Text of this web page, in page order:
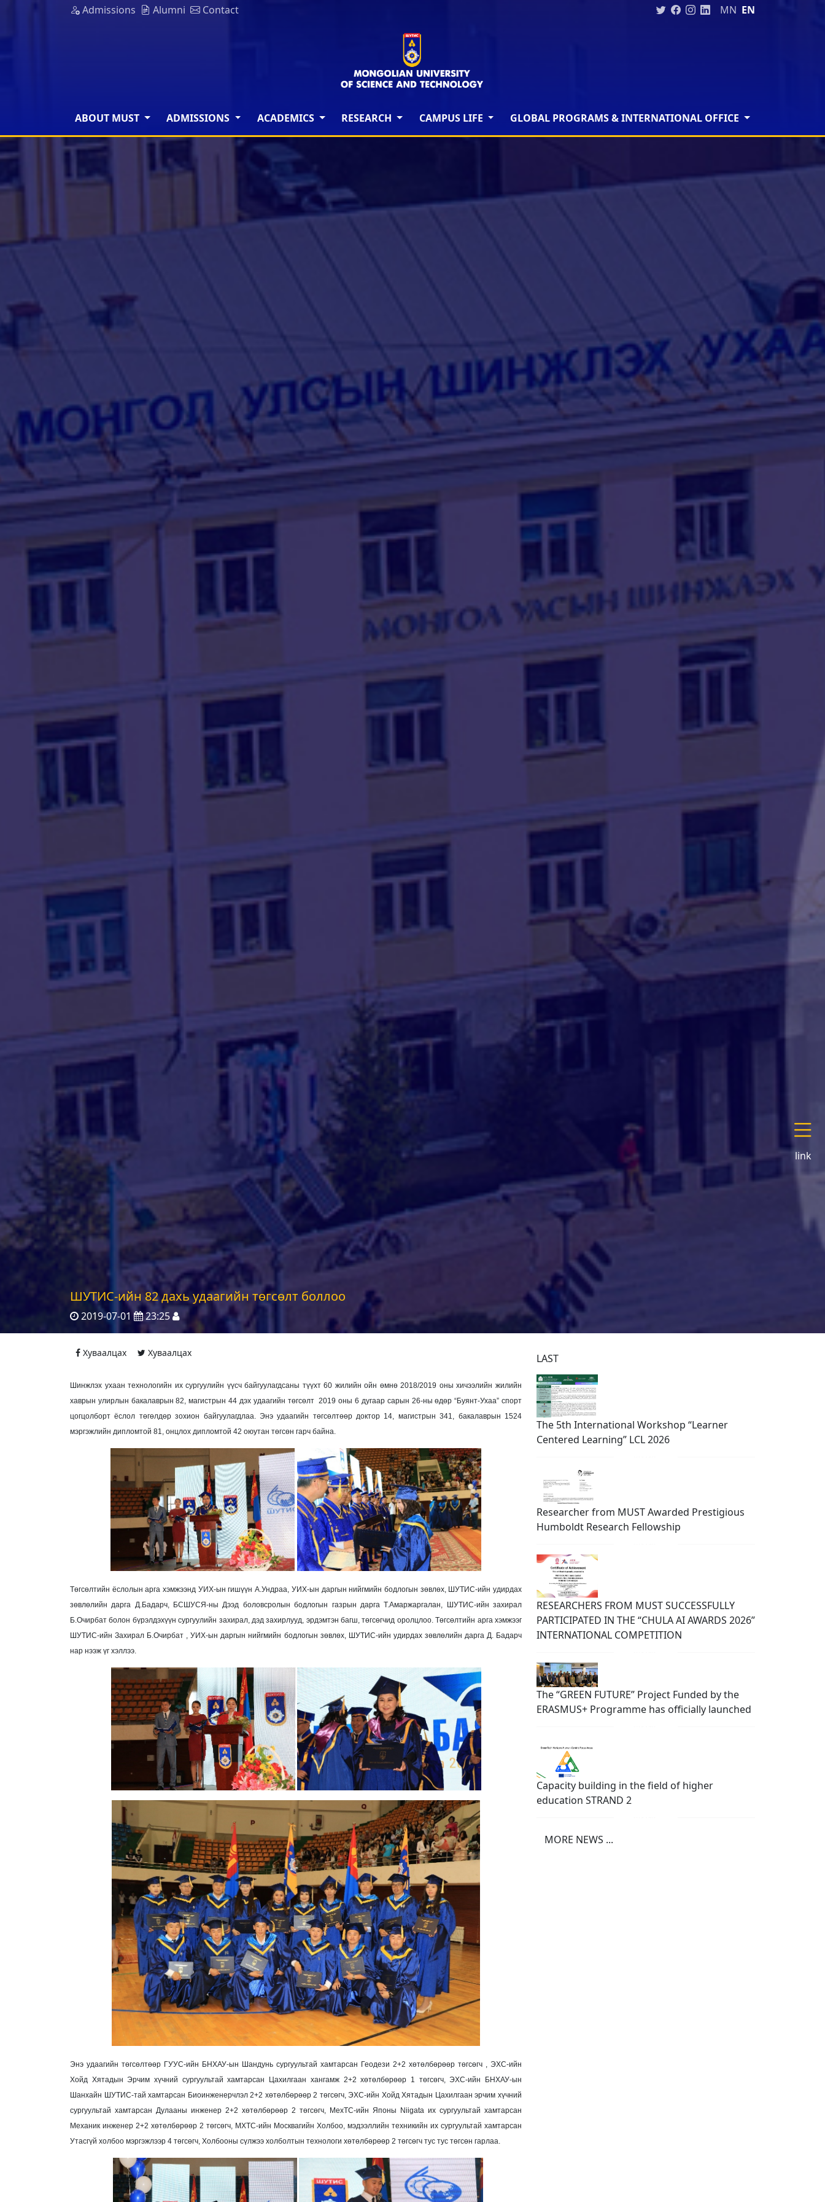
Admissions Alumni Contact MN EN
ABOUT MUST ADMISSIONS ACADEMICS RESEARCH CAMPUS LIFE GLOBAL PROGRAMS & INTERNATIONAL OFFICE
link
ШУТИС-ийн 82 дахь удаагийн төгсөлт боллоо
2019-07-01 23:25
Хуваалцах Хуваалцах
Шинжлэх ухаан технологийн их сургуулийн үүсч байгуулагдсаны түүхт 60 жилийн ойн өмнө 2018/2019 оны хичээлийн жилийн
хаврын улирлын бакалаврын 82, магистрын 44 дэх удаагийн төгсөлт 2019 оны 6 дугаар сарын 26-ны өдөр “Буянт-Ухаа” спорт
цогцолборт ёслол төгөлдөр зохион байгуулагдлаа. Энэ удаагийн төгсөлтөөр доктор 14, магистрын 341, бакалаврын 1524
мэргэжлийн дипломтой 81, онцлох дипломтой 42 оюутан төгсөн гарч байна.
Төгсөлтийн ёслолын арга хэмжээнд УИХ-ын гишүүн А.Ундраа, УИХ-ын даргын нийгмийн бодлогын зөвлөх, ШУТИС-ийн удирдах
зөвлөлийн дарга Д.Бадарч, БСШУСЯ-ны Дээд боловсролын бодлогын газрын дарга Т.Амаржаргалан, ШУТИС-ийн захирал
Б.Очирбат болон бүрэлдэхүүн сургуулийн захирал, дэд захирлууд, эрдэмтэн багш, төгсөгчид оролцлоо. Төгсөлтийн арга хэмжээг
ШУТИС-ийн Захирал Б.Очирбат , УИХ-ын даргын нийгмийн бодлогын зөвлөх, ШУТИС-ийн удирдах зөвлөлийн дарга Д. Бадарч
нар нээж үг хэллээ.
Энэ удаагийн төгсөлтөөр ГУУС-ийн БНХАУ-ын Шандунь сургуультай хамтарсан Геодези 2+2 хөтөлбөрөөр төгсөгч , ЭХС-ийн
Хойд Хятадын Эрчим хүчний сургуультай хамтарсан Цахилгаан хангамж 2+2 хөтөлбөрөөр 1 төгсөгч, ЭХС-ийн БНХАУ-ын
Шанхайн ШУТИС-тай хамтарсан Биоинженерчлэл 2+2 хөтөлбөрөөр 2 төгсөгч, ЭХС-ийн Хойд Хятадын Цахилгаан эрчим хүчний
сургуультай хамтарсан Дулааны инженер 2+2 хөтөлбөрөөр 2 төгсөгч, МехТС-ийн Японы Niigata их сургуультай хамтарсан
Механик инженер 2+2 хөтөлбөрөөр 2 төгсөгч, МХТС-ийн Москвагийн Холбоо, мэдээллийн техникийн их сургуультай хамтарсан
Утасгүй холбоо мэргэжлээр 4 төгсөгч, Холбооны сүлжээ холболтын технологи хөтөлбөрөөр 2 төгсөгч тус тус төгсөн гарлаа.
LAST
The 5th International Workshop “Learner
Centered Learning” LCL 2026
Researcher from MUST Awarded Prestigious
Humboldt Research Fellowship
RESEARCHERS FROM MUST SUCCESSFULLY
PARTICIPATED IN THE “CHULA AI AWARDS 2026”
INTERNATIONAL COMPETITION
The “GREEN FUTURE” Project Funded by the
ERASMUS+ Programme has officially launched
Capacity building in the field of higher
education STRAND 2
MORE NEWS ...